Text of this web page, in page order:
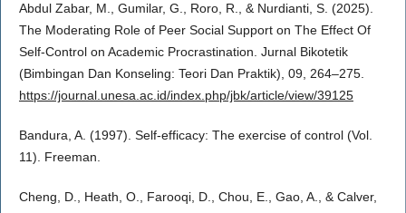
Abdul Zabar, M., Gumilar, G., Roro, R., & Nurdianti, S. (2025).
The Moderating Role of Peer Social Support on The Effect Of
Self-Control on Academic Procrastination. Jurnal Bikotetik
(Bimbingan Dan Konseling: Teori Dan Praktik), 09, 264–275.
https://journal.unesa.ac.id/index.php/jbk/article/view/39125
Bandura, A. (1997). Self-efficacy: The exercise of control (Vol.
11). Freeman.
Cheng, D., Heath, O., Farooqi, D., Chou, E., Gao, A., & Calver,